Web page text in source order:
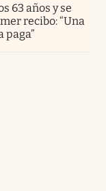
63 años y se
recibo: “Una
paga”